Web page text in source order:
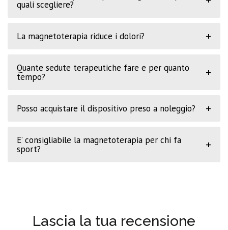
quali scegliere?
La magnetoterapia riduce i dolori? +
Quante sedute terapeutiche fare e per quanto
tempo?
+
Posso acquistare il dispositivo preso a noleggio? +
E’ consigliabile la magnetoterapia per chi fa
sport?
+
Lascia la tua recensione